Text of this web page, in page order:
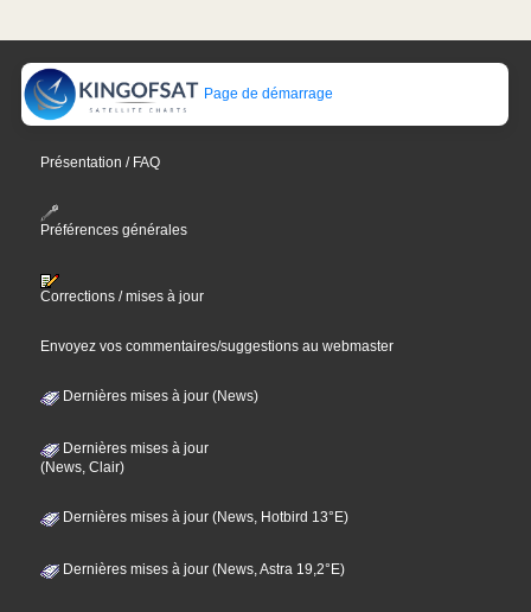
Page de démarrage
Présentation / FAQ
Préférences générales
Corrections / mises à jour
Envoyez vos commentaires/suggestions au webmaster
Dernières mises à jour (News)
Dernières mises à jour
(News, Clair)
Dernières mises à jour (News, Hotbird 13°E)
Dernières mises à jour (News, Astra 19,2°E)